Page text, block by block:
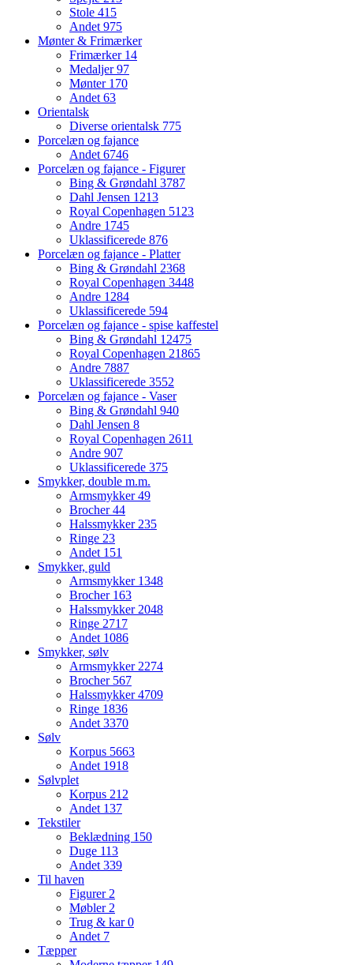
Stole 415
Andet 975
Mønter & Frimærker
Frimærker 14
Medaljer97
Mønter 170
Andet 63
Orientalsk
Diverse orientalsk 775
Porcelæn og fajance
Andet 6746
Porcelæn og fajance - Figurer
Bing & Grøndahl 3787
Dahl Jensen 1213
Royal Copenhagen 5123
Andre 1745
Uklassificerede 876
Porcelæn og fajance - Platter
Bing & Grøndahl 2368
Royal Copenhagen 3448
Andre 1284
Uklassificerede 594
Porcelæn og fajance - spise kaffestel
Bing & Grøndahl 12475
Royal Copenhagen 21865
Andre 7887
Uklassificerede 3552
Porcelæn og fajance - Vaser
Bing & Grøndahl 940
Dahl Jensen 8
Royal Copenhagen 2611
Andre 907
Uklassificerede 375
Smykker, double m.m.
Armsmykker49
Brocher44
Halssmykker 235
Ringe 23
Andet 151
Smykker, guld
Armsmykker 1348
Brocher 163
Halssmykker 2048
Ringe 2717
Andet 1086
Smykker, sølv
Armsmykker 2274
Brocher 567
Halssmykker4709
Ringe 1836
Andet 3370
Sølv
Korpus 5663
Andet 1918
Sølvplet
Korpus 212
Andet 137
Tekstiler
Beklædning 150
Duge 113
Andet 339
Til haven
Figurer 2
Møbler 2
Trug & kar0
Andet 7
Tæpper